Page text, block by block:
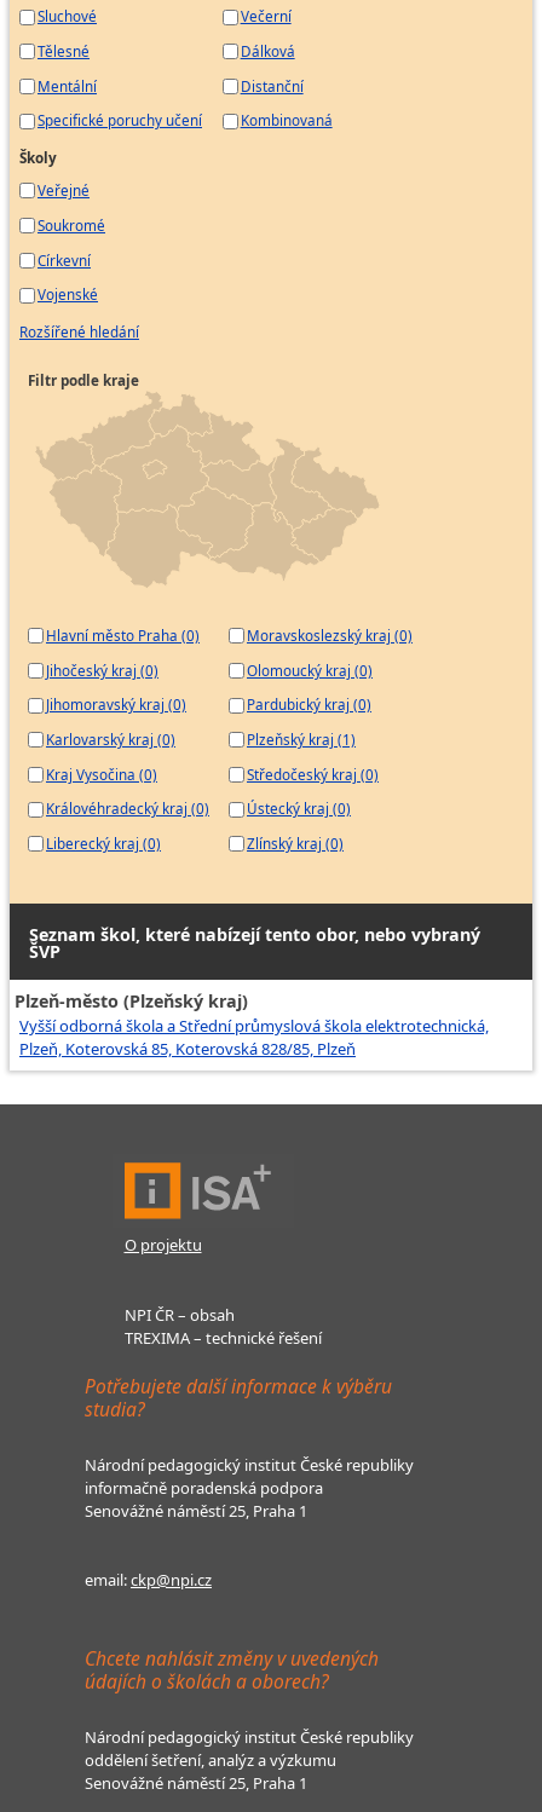
Sluchové
Tělesné
Mentální
Specifické poruchy učení
Večerní
Dálková
Distanční
Kombinovaná
Školy
Veřejné
Soukromé
Církevní
Vojenské
Rozšířené hledání
Filtr podle kraje
Hlavní město Praha (0)
Jihočeský kraj (0)
Jihomoravský kraj (0)
Karlovarský kraj (0)
Kraj Vysočina (0)
Královéhradecký kraj (0)
Liberecký kraj (0)
Moravskoslezský kraj (0)
Olomoucký kraj (0)
Pardubický kraj (0)
Plzeňský kraj (1)
Středočeský kraj (0)
Ústecký kraj (0)
Zlínský kraj (0)
Seznam škol, které nabízejí tento obor, nebo vybraný
ŠVP
Plzeň-město (Plzeňský kraj)
Vyšší odborná škola a Střední průmyslová škola elektrotechnická,
Plzeň, Koterovská 85, Koterovská 828/85, Plzeň
O projektu
NPI ČR – obsah
TREXIMA – technické řešení
Potřebujete další informace k výběru
studia?
Národní pedagogický institut České republiky
informačně poradenská podpora
Senovážné náměstí 25, Praha 1
email:ckp@npi.cz
Chcete nahlásit změny v uvedených
údajích o školách a oborech?
Národní pedagogický institut České republiky
oddělení šetření, analýz a výzkumu
Senovážné náměstí 25, Praha 1